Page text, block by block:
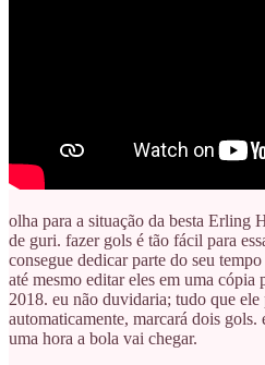
olha para a situação da besta Erling
de guri. fazer gols é tão fácil para
consegue dedicar parte do seu
até mesmo editar eles em uma
2018. eu não duvidaria; tudo que ele
automaticamente, marcará dois gols.
uma hora a bola vai chegar.